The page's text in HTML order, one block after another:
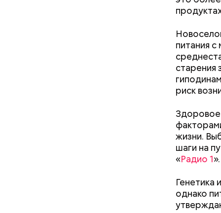
питания
старения
риск
Здоровое
жизни.
шаги на
«Радио 1».
Генетика
однако
чеснок;
Вред